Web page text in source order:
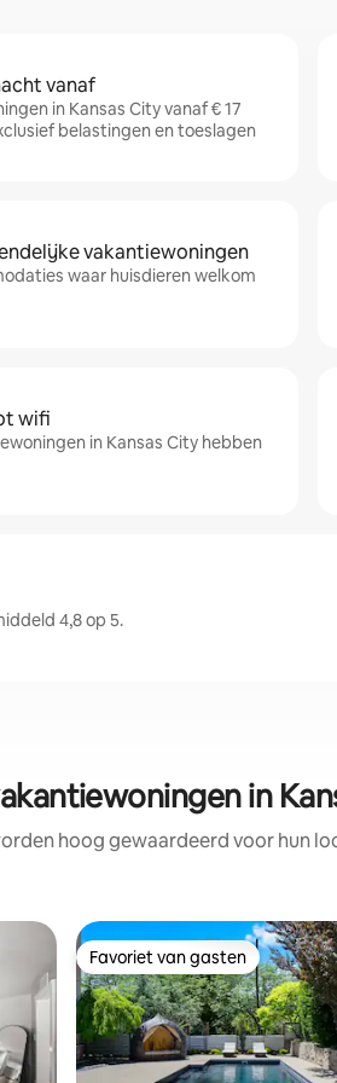
vanaf
in Kansas City vanaf € 17
belastingen en toeslagen
vakantiewoningen
waar huisdieren welkom
wifi
in Kansas City hebben
4,8 op 5.
in
hoog gewaardeerd voor hun
Favoriet van gasten
Favoriet van gasten